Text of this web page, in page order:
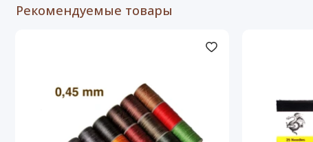
Рекомендуемые товары